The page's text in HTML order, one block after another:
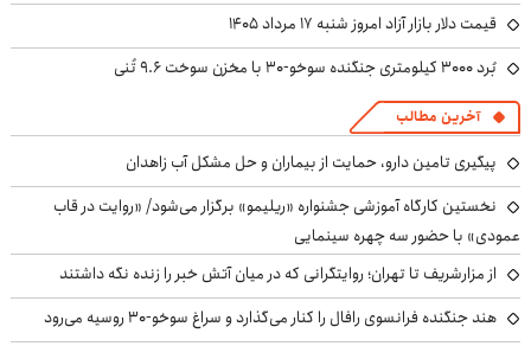
قیمت دلار بازار آزاد امروز شنبه ۱۷ مرداد ۱۴۰۵
بُرد ۳۰۰۰ کیلومتری جنگنده سوخو-۳۰ با مخزن سوخت ۹.۶ تُنی
آخرین مطالب
پیگیری تامین دارو، حمایت از بیماران و حل مشکل آب زاهدان
نخستین کارگاه آموزشی جشنواره «ریلیمو» برگزار می‌شود/ «روایت در قاب
عمودی» با حضور سه چهره سینمایی
از مزارشریف تا تهران؛ روایتگرانی که در میان آتش خبر را زنده نگه داشتند
هند جنگنده فرانسوی رافال را کنار می‌گذارد و سراغ سوخو-30 روسیه می‌رود